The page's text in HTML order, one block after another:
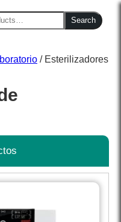
Search
/ Esterilizadores